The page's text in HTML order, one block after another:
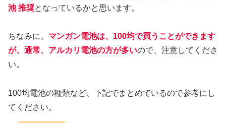
池 推奨となっているかと思います。
ちなみに、 マンガン電池は、100均で買うことができます
が、通常、アルカリ電池の方が多いので、注意してくださ
い。
100均電池の種類など、下記でまとめているので参考にし
てください。